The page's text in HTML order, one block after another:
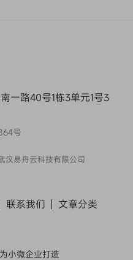
一路40号1栋3单元1号3
号
易舟云科技有限公司
联系我们 文章分类
小微企业打造